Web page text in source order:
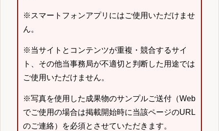
※スマートフォンアプリにはご使用いただけませ
ん。
※当サイトとコンテンツが重複・競合するサイ
ト、その他当事務局が不適切と判断した用途では
ご使用いただけません。
※写真を使用した成果物のサンプルご送付（Web
でご使用の場合は掲載開始時に当該ページのURL
のご連絡）を必須とさせていただきます。